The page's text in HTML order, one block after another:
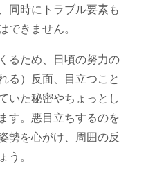
同時にトラブル要素も
きません。
るため、日頃の努力の
る）反面、目立つこと
いた秘密やちょっとし
す。悪目立ちするのを
勢を心がけ、周囲の反
。